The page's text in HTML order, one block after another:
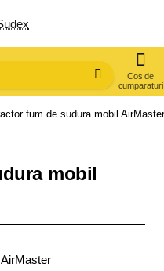
fum de sudura mobil AirMaster
mobil